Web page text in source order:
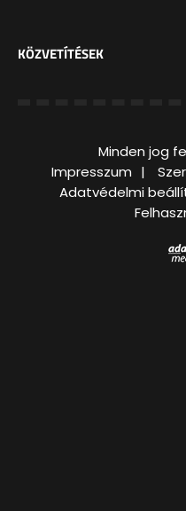
KÖZVETÍTÉSEK
Minden jog
Impresszum
Adatvédelmi